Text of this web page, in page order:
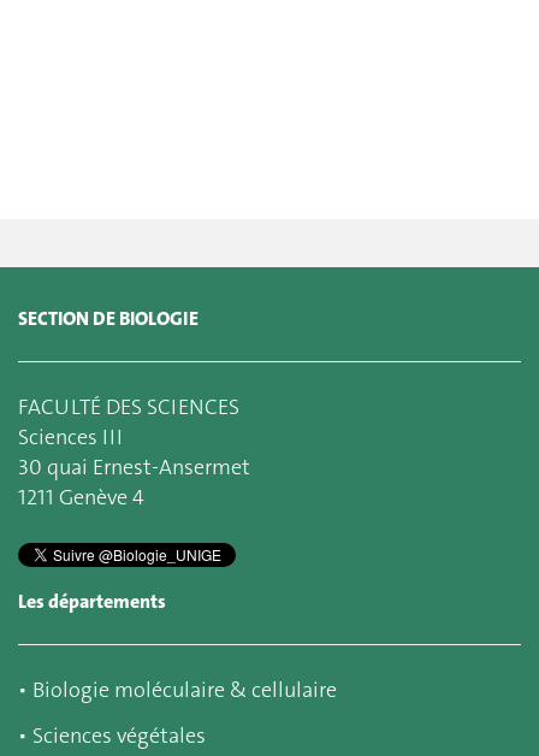
SECTION DE BIOLOGIE
FACULTÉ DES SCIENCES
Sciences III
30 quai Ernest-Ansermet
1211 Genève 4
Les départements
▪ Biologie moléculaire & cellulaire
▪ Sciences végétales